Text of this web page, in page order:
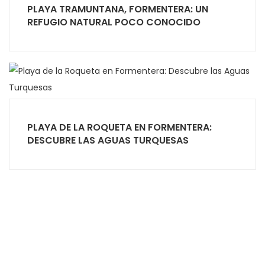
PLAYA TRAMUNTANA, FORMENTERA: UN
REFUGIO NATURAL POCO CONOCIDO
PLAYA DE LA ROQUETA EN FORMENTERA:
DESCUBRE LAS AGUAS TURQUESAS